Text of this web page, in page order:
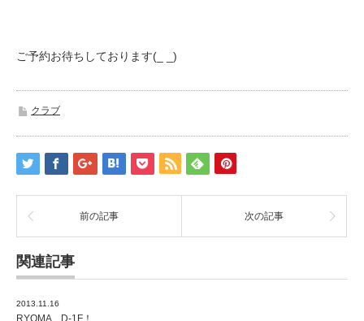
ご予約お待ちしております(_ _)
クラブ
前の記事 次の記事
関連記事
2013.11.16
RYOMA D-1F！